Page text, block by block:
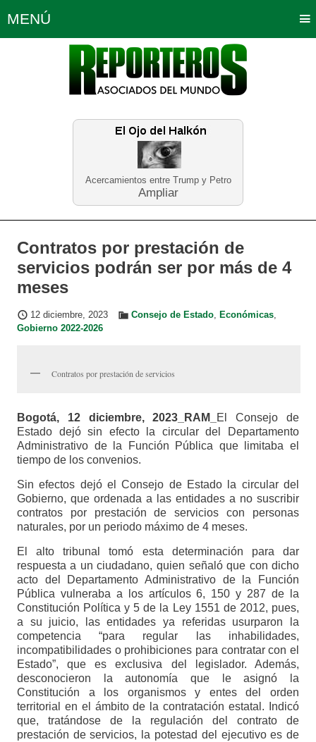
Acercamientos entre Trump y Petro
Ampliar
MENÚ
Política Opinión Bogotá
Planeta Tierra Deportes
Educación Neira
Contratos por prestación de
servicios podrán ser por más de 4
meses
12 diciembre, 2023 Consejo de Estado, Económicas,
Gobierno 2022-2026
Contratos por prestación de servicios
Bogotá, 12 diciembre, 2023_RAM_ El Consejo de
Estado dejó sin efecto la circular del Departamento
Administrativo de la Función Pública que limitaba el
tiempo de los convenios.
Sin efectos dejó el Consejo de Estado la circular del
Gobierno, que ordenada a las entidades a no suscribir
contratos por prestación de servicios con personas
naturales, por un periodo máximo de 4 meses.
El alto tribunal tomó esta determinación para dar
respuesta a un ciudadano, quien señaló que con dicho
acto del Departamento Administrativo de la Función
Pública vulneraba a los artículos 6, 150 y 287 de la
Constitución Política y 5 de la Ley 1551 de 2012, pues,
a su juicio, las entidades ya referidas usurparon la
competencia “para regular las inhabilidades,
incompatibilidades o prohibiciones para contratar con el
Estado”, que es exclusiva del legislador. Además,
desconocieron la autonomía que le asignó la
Constitución a los organismos y entes del orden
territorial en el ámbito de la contratación estatal. Indicó
que, tratándose de la regulación del contrato de
prestación de servicios, la potestad del ejecutivo es de